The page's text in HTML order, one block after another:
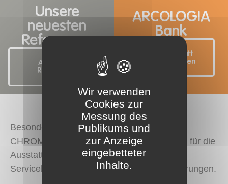
Wir verwenden
Cookies zur
Messung des
Publikums und
zur Anzeige
eingebetteter
Inhalte.
Unsere
neuesten
Referenzen
Alle unsere
Referenzen
ARCOLOGIA
Bank
Produktblatt
herunterladen
Besonderes Augenmerk legte die Agentur
CHROME – Design and Build, unser Kunde für die
Ausstattung des Auditoriums und der
Servicebereiche, auf die Details der Ausführungen.